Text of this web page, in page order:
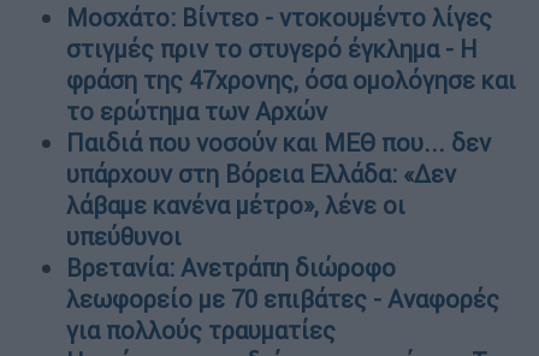
Μοσχάτο: Βίντεο - ντοκουμέντο λίγες
στιγμές πριν το στυγερό έγκλημα - Η
φράση της 47χρονης, όσα ομολόγησε και
το ερώτημα των Αρχών
Παιδιά που νοσούν και ΜΕΘ που... δεν
υπάρχουν στη Βόρεια Ελλάδα: «Δεν
λάβαμε κανένα μέτρο», λένε οι
υπεύθυνοι
Βρετανία: Ανετράπη διώροφο
λεωφορείο με 70 επιβάτες - Αναφορές
για πολλούς τραυματίες